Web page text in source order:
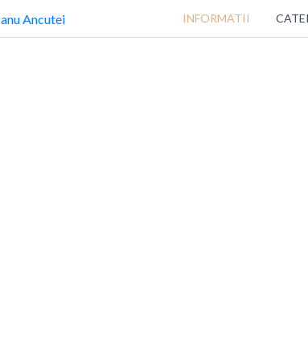
INFORMATII